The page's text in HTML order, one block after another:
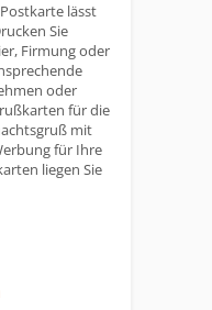
lässt
Sie
Firmung oder
oder
für die
mit
für Ihre
liegen Sie